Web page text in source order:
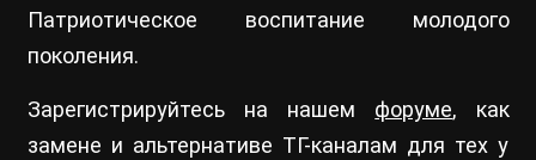
Патриотическое воспитание молодого
поколения.
Зарегистрируйтесь на нашем форуме, как
замене и альтернативе ТГ-каналам для тех у